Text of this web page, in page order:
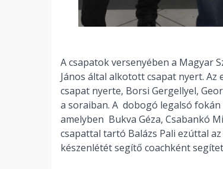
A csapatok versenyében a Magyar
János által alkotott csapat nyert.
csapat nyerte, Borsi Gergellyel,
a soraiban. A dobogó legalsó
amelyben Bukva Géza, Csabankó
csapattal tartó Balázs Pali ezúttal
készenlétét segítő coachként